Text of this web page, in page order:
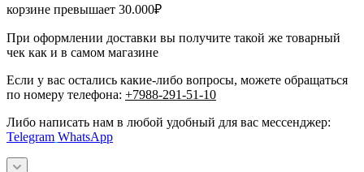
корзине превышает 30.000₽
При оформлении доставки вы получите такой же товарный
чек как и в самом магазине
Если у вас остались какие-либо вопросы, можете обращаться
по номеру телефона: +7988-291-51-10
Либо написать нам в любой удобный для вас мессенджер:
Telegram WhatsApp